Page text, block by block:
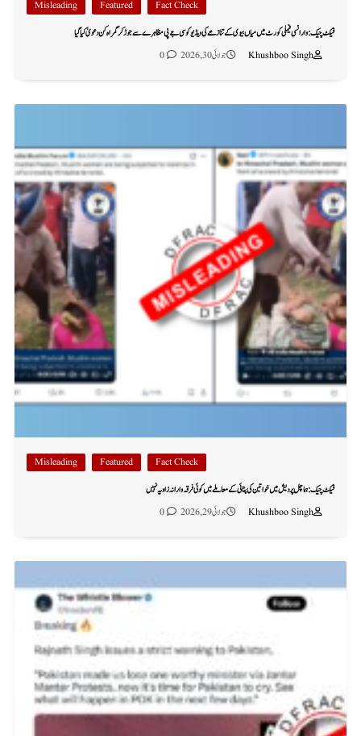
Fact Check
Featured
Misleading
فیکٹ چیک: وارانسی فیملی کورٹ میں میاں بیوی کے تنازعے کی ویڈیو کو سی جے پی مظاہرے سے جوڑ کر گمراہ کن دعویٰ کیا گیا
Khushboo Singh
جولائی 30, 2026 0
Fact Check
Featured
Misleading
فیکٹ چیک: ہماچل پردیش میں خواتین کی پٹائی کے معاملے میں کوئی فرقہ وارانہ زاویہ نہیں
Khushboo Singh
جولائی 29, 2026 0